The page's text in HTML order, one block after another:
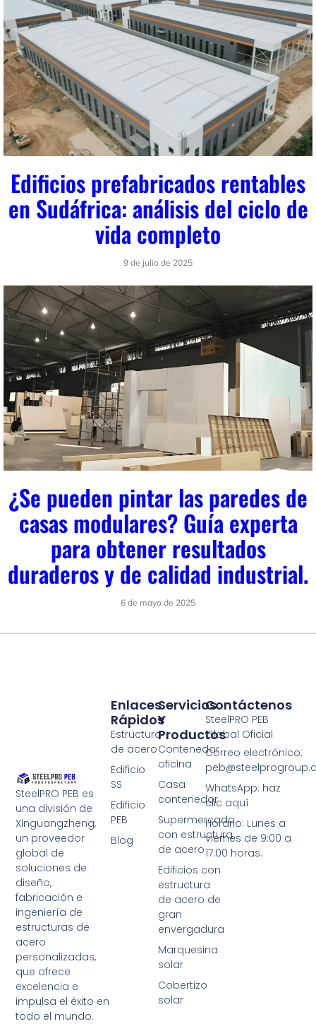
Edificios prefabricados rentables
en Sudáfrica: análisis del ciclo de
vida completo
9 de julio de 2025
¿Se pueden pintar las paredes de
casas modulares? Guía experta
para obtener resultados
duraderos y de calidad industrial.
6 de mayo de 2025
SteelPRO PEB es
una división de
Xinguangzheng,
un proveedor
global de
soluciones de
diseño,
fabricación e
ingeniería de
estructuras de
acero
personalizadas,
que ofrece
excelencia e
impulsa el éxito en
todo el mundo.
Servicios
Y
Productos
Contenedor
oficina
Casa
contenedor
Supermercado
con estructura
de acero
Edificios con
estructura
de acero de
gran
envergadura
Marquesina
solar
Cobertizo
solar
Enlaces
Rápidos
Estructura
de acero
Edificio
SS
Edificio
PEB
Blog
Contáctenos
SteelPRO PEB
Global Oficial
Correo electrónico:
WhatsApp: haz
clic aquí
Horario: Lunes a
viernes de 9:00 a
17:00 horas.